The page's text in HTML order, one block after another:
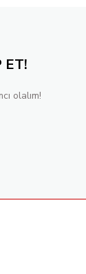
ET!
olalım!